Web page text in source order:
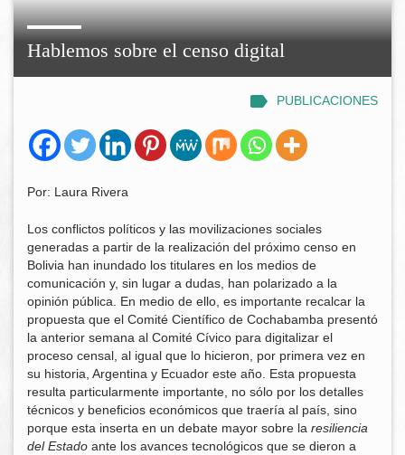
Hablemos sobre el censo digital
PUBLICACIONES
Por: Laura Rivera
Los conflictos políticos y las movilizaciones sociales
generadas a partir de la realización del próximo censo en
Bolivia han inundado los titulares en los medios de
comunicación y, sin lugar a dudas, han polarizado a la
opinión pública. En medio de ello, es importante recalcar la
propuesta que el Comité Científico de Cochabamba presentó
la anterior semana al Comité Cívico para digitalizar el
proceso censal, al igual que lo hicieron, por primera vez en
su historia, Argentina y Ecuador este año. Esta propuesta
resulta particularmente importante, no sólo por los detalles
técnicos y beneficios económicos que traería al país, sino
porque esta inserta en un debate mayor sobre la resiliencia
del Estado ante los avances tecnológicos que se dieron a